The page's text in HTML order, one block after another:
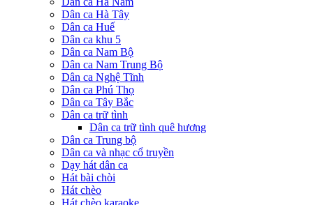
Dân ca Hà Tây
Dân ca Huế
Dân ca khu 5
Dân ca Nam Bộ
Dân ca Nam Trung Bộ
Dân ca Nghệ Tĩnh
Dân ca Phú Thọ
Dân ca Tây Bắc
Dân ca trữ tình
Dân ca trữ tình quê hương
Dân ca Trung bộ
Dân ca và nhạc cổ truyền
Dạy hát dân ca
Hát bài chòi
Hát chèo
Hát chèo karaoke